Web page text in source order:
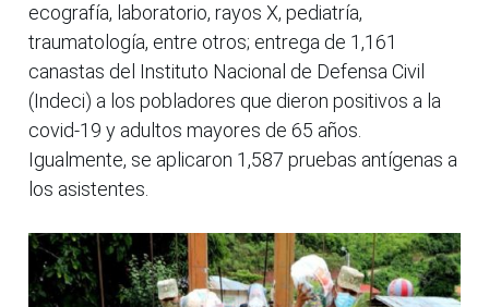
ecografía, laboratorio, rayos X, pediatría,
traumatología, entre otros; entrega de 1,161
canastas del Instituto Nacional de Defensa Civil
(Indeci) a los pobladores que dieron positivos a la
covid-19 y adultos mayores de 65 años.
Igualmente, se aplicaron 1,587 pruebas antígenas a
los asistentes.